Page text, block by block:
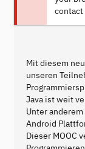
Mit diesem
unseren
Java ist weit
Unter
Android
Dieser MOOC